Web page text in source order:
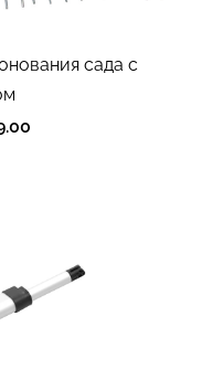
сада с